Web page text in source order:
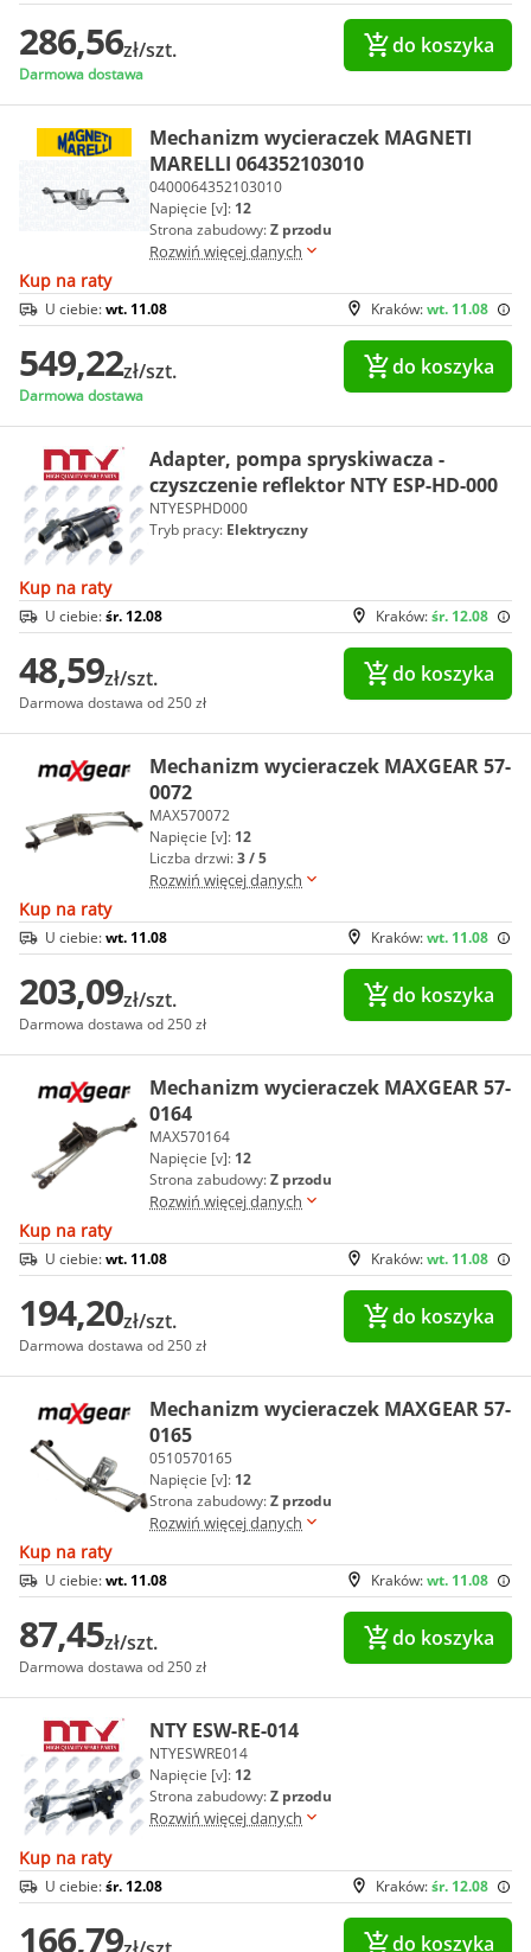
286,56zł/szt.
Darmowa dostawa
do koszyka
Mechanizm wycieraczek MAGNETI
MARELLI 064352103010
0400064352103010
Napięcie [v]: 12
Strona zabudowy:Z przodu
Rozwiń więcej danych
Kup na raty
Kraków:wt. 11.08
U ciebie:wt. 11.08
549,22zł/szt.
Darmowa dostawa
do koszyka
Adapter, pompa spryskiwacza -
czyszczenie reflektor NTY ESP-HD-000
NTYESPHD000
Tryb pracy: Elektryczny
Kup na raty
Kraków:śr. 12.08
U ciebie:śr. 12.08
48,59zł/szt.
Darmowa dostawa od 250 zł
do koszyka
Mechanizm wycieraczek MAXGEAR 57-
0072
MAX570072
Napięcie [v]: 12
Liczba drzwi:3 / 5
Rozwiń więcej danych
Kup na raty
Kraków:wt. 11.08
U ciebie:wt. 11.08
203,09zł/szt.
Darmowa dostawa od 250 zł
do koszyka
Mechanizm wycieraczek MAXGEAR 57-
0164
MAX570164
Napięcie [v]: 12
Strona zabudowy:Z przodu
Rozwiń więcej danych
Kup na raty
Kraków:wt. 11.08
U ciebie:wt. 11.08
194,20zł/szt.
Darmowa dostawa od 250 zł
do koszyka
Mechanizm wycieraczek MAXGEAR 57-
0165
0510570165
Napięcie [v]: 12
Strona zabudowy:Z przodu
Rozwiń więcej danych
Kup na raty
Kraków:wt. 11.08
U ciebie:wt. 11.08
87,45zł/szt.
Darmowa dostawa od 250 zł
do koszyka
NTY ESW-RE-014
NTYESWRE014
Napięcie [v]: 12
Strona zabudowy:Z przodu
Rozwiń więcej danych
Kup na raty
Kraków:śr. 12.08
U ciebie:śr. 12.08
166,79 do koszyka